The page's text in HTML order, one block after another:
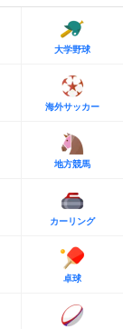
大学野球
海外サッカー
地方競馬
カーリング
卓球